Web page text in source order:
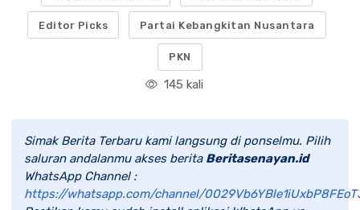
Editor Picks Partai Kebangkitan Nusantara
PKN
145 kali
Simak Berita Terbaru kami langsung di ponselmu. Pilih
saluran andalanmu akses berita Beritasenayan.id
WhatsApp Channel :
https://whatsapp.com/channel/